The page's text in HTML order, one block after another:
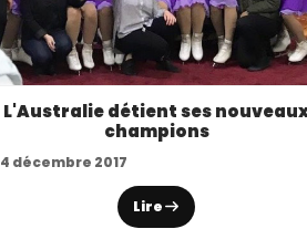
L'Australie détient ses
champions
4 décembre 2017
Lire